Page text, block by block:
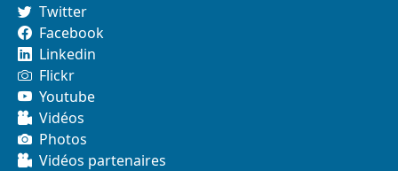
Twitter
Facebook
Linkedin
Flickr
Youtube
Vidéos
Photos
Vidéos partenaires